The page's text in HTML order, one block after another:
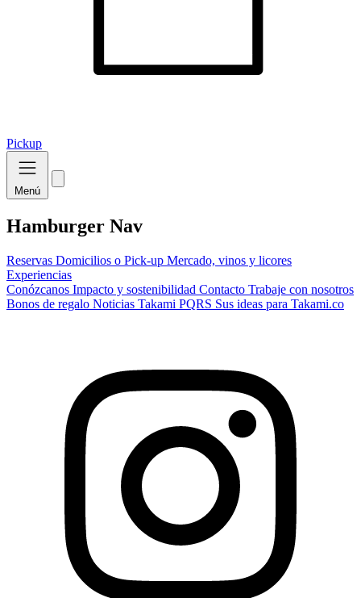
Pickup
Menú
Hamburger Nav
Reservas Domicilios o Pick-up Mercado, vinos y licores
Experiencias
Conózcanos Impacto y sostenibilidad Contacto Trabaje con nosotros
Bonos de regalo Noticias Takami PQRS Sus ideas para Takami.co